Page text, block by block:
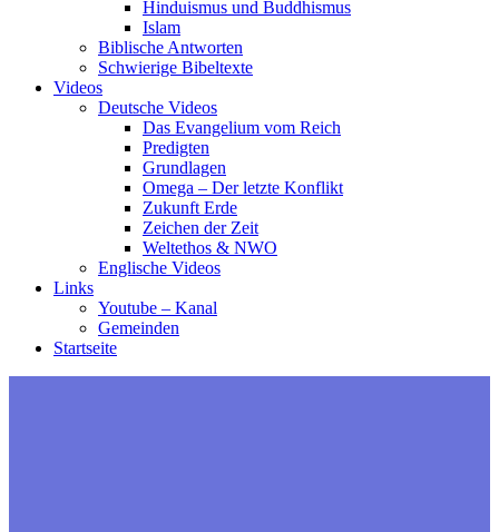
Hinduismus und Buddhismus
Islam
Biblische Antworten
Schwierige Bibeltexte
Videos
Deutsche Videos
Das Evangelium vom Reich
Predigten
Grundlagen
Omega – Der letzte Konflikt
Zukunft Erde
Zeichen der Zeit
Weltethos & NWO
Englische Videos
Links
Youtube – Kanal
Gemeinden
Startseite